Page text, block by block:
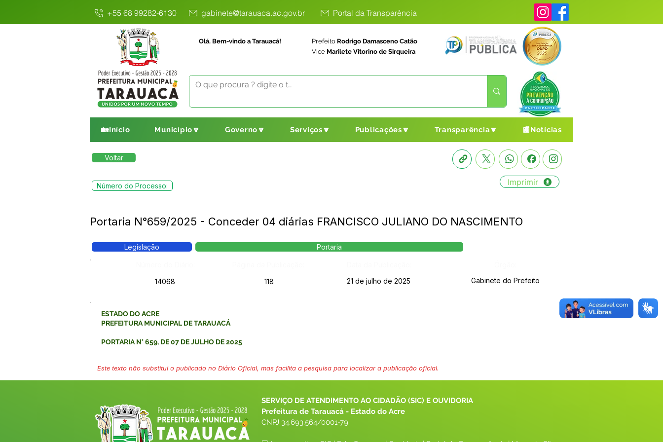
+55 68 99282-6130 gabinete@tarauaca.ac.gov.br Portal da Transparência
Olá, Bem-vindo a Tarauacá! Prefeito Rodrigo Damasceno Catão
Vice Marilete Vitorino de Sirqueira
🏡Início Município🔽 Governo🔽 Serviços🔽 Publicações🔽 Transparência🔽 📰Notícias
Voltar
Número do Processo: Imprimir
Portaria N°659/2025 - Conceder 04 diárias FRANCISCO JULIANO DO NASCIMENTO
Legislação Portaria
14068
118 21 de julho de 2025 Gabinete do Prefeito
ESTADO DO ACRE
PREFEITURA MUNICIPAL DE TARAUACÁ
PORTARIA N° 659, DE 07 DE JULHO DE 2025
Este texto não substitui o publicado no Diário Oficial, mas facilita a pesquisa para localizar a publicação oficial.
SERVIÇO DE ATENDIMENTO AO CIDADÃO (SIC) E OUVIDORIA
Prefeitura de Tarauacá - Estado do Acre
CNPJ 34.693.564/0001-79